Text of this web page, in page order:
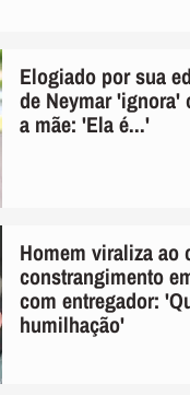
Elogiado por sua
de Neymar 'ignora'
a mãe: 'Ela é...'
Homem viraliza ao
constrangimento
com entregador:
humilhação'